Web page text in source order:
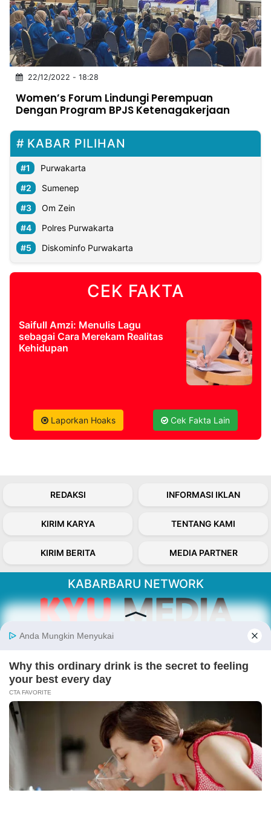
INDONESIA
Partner
NTB
Time
IDN
Jogja
Rakyat
News
Notice
Baru
Follow
Kabarbaru
2026
22/12/2022 - 18:28
Women’s Forum Lindungi Perempuan
Dengan Program BPJS Ketenagakerjaan
KABAR PILIHAN
Purwakarta
Sumenep
Om Zein
Polres Purwakarta
Diskominfo Purwakarta
CEK FAKTA
Saifull Amzi: Menulis Lagu
sebagai Cara Merekam Realitas
Kehidupan
Laporkan Hoaks Cek Fakta Lain
REDAKSI INFORMASI IKLAN
KIRIM KARYA TENTANG KAMI
KIRIM BERITA MEDIA PARTNER
KABARBARU NETWORK
Kabarbaru.co menyajikan berita aktual dan
inspiratif dari sudut pandang berbaik sangka
Follow Kabarbaru